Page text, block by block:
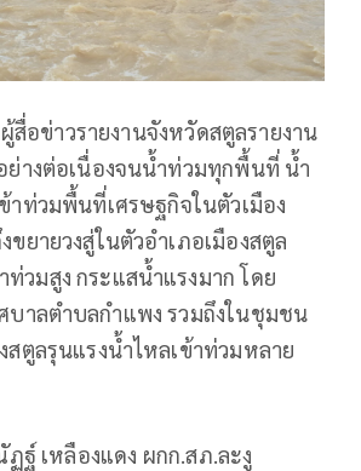
สื่อข่าวรายงานจังหวัดสตูลรายงาน
ย่างต่อเนื่องจนน้ำท่วมทุกพื้นที่ น้ำ
าท่วมพื้นที่เศรษฐกิจในตัวเมือง
ขยายวงสู่ในตัวอำเภอเมืองสตูล
วมสูง กระแสน้ำแรงมาก โดย
บาลตำบลกำแพง รวมถึงในชุมชน
สตูลรุนแรงน้ำไหลเข้าท่วมหลาย
ฐ์ เหลืองแดง ผกก.สภ.ละงู